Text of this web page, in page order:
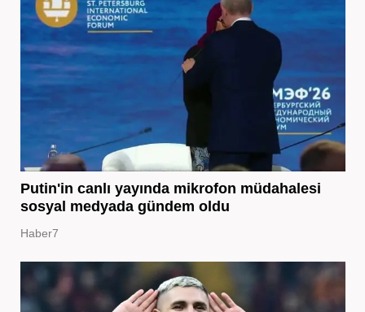
Putin'in canlı yayında mikrofon müdahalesi
sosyal medyada gündem oldu
Haber7